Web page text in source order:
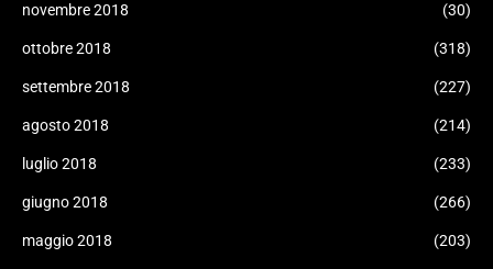
novembre 2018 (30)
ottobre 2018 (318)
settembre 2018 (227)
agosto 2018 (214)
luglio 2018 (233)
giugno 2018 (266)
maggio 2018 (203)